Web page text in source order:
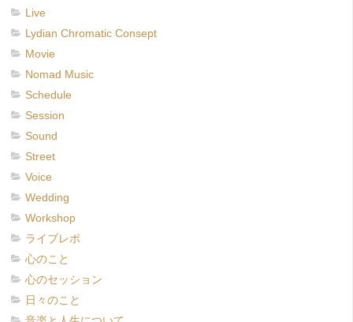
Live
Lydian Chromatic Consept
Movie
Nomad Music
Schedule
Session
Sound
Street
Voice
Wedding
Workshop
ライブレポ
心のこと
心のセッション
日々のこと